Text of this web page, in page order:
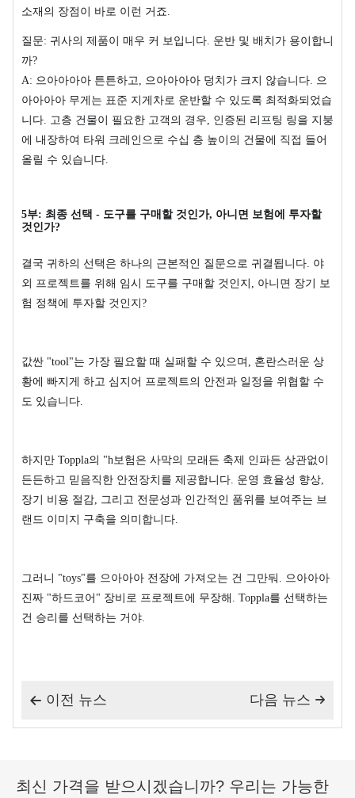
소재의 장점이 바로 이런 거죠.
질문: 귀사의 제품이 매우 커 보입니다. 운반 및 배치가 용이합니
까?
A: 으아아아아 튼튼하고, 으아아아아 덩치가 크지 않습니다. 으
아아아아 무게는 표준 지게차로 운반할 수 있도록 최적화되었습
니다. 고층 건물이 필요한 고객의 경우, 인증된 리프팅 링을 지붕
에 내장하여 타워 크레인으로 수십 층 높이의 건물에 직접 들어
올릴 수 있습니다.
5부: 최종 선택 - 도구를 구매할 것인가, 아니면 보험에 투자할
것인가?
결국 귀하의 선택은 하나의 근본적인 질문으로 귀결됩니다. 야
외 프로젝트를 위해 임시 도구를 구매할 것인지, 아니면 장기 보
험 정책에 투자할 것인지?
값싼 "tool"는 가장 필요할 때 실패할 수 있으며, 혼란스러운 상
황에 빠지게 하고 심지어 프로젝트의 안전과 일정을 위협할 수
도 있습니다.
하지만 Toppla의 "h보험은 사막의 모래든 축제 인파든 상관없이
든든하고 믿음직한 안전장치를 제공합니다. 운영 효율성 향상,
장기 비용 절감, 그리고 전문성과 인간적인 품위를 보여주는 브
랜드 이미지 구축을 의미합니다.
그러니 "toys"를 으아아아 전장에 가져오는 건 그만둬. 으아아아
진짜 "하드코어" 장비로 프로젝트에 무장해. Toppla를 선택하는
건 승리를 선택하는 거야.
 이전 뉴스 
다음 뉴스
최신 가격을 받으시겠습니까? 우리는 가능한